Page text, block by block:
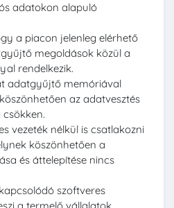
adatokon alapuló
a piacon jelenleg elérhető
megoldások közül a
rendelkezik.
adatgyűjtő memóriával
az adatvesztés
vezeték nélkül is csatlakozni
köszönhetően a
és áttelepítése nincs
szoftveres